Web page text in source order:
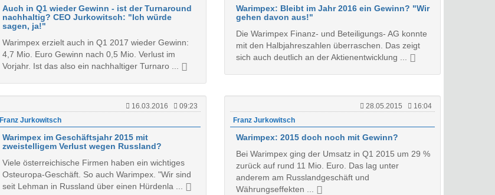
Auch in Q1 wieder Gewinn - ist der Turnaround
nachhaltig? CEO Jurkowitsch: "Ich würde
sagen, ja!"
Warimpex erzielt auch in Q1 2017 wieder Gewinn:
4,7 Mio. Euro Gewinn nach 0,5 Mio. Verlust im
Vorjahr. Ist das also ein nachhaltiger Turnaro ...
Warimpex: Bleibt im Jahr 2016 ein Gewinn? "Wir
gehen davon aus!"
Die Warimpex Finanz- und Beteiligungs- AG konnte
mit den Halbjahreszahlen überraschen. Das zeigt
sich auch deutlich an der Aktienentwicklung ...
16.03.2016
09:23
Franz Jurkowitsch
Warimpex im Geschäftsjahr 2015 mit
zweistelligem Verlust wegen Russland?
Viele österreichische Firmen haben ein wichtiges
Osteuropa-Geschäft. So auch Warimpex. "Wir sind
seit Lehman in Russland über einen Hürdenla ...
28.05.2015
16:04
Franz Jurkowitsch
Warimpex: 2015 doch noch mit Gewinn?
Bei Warimpex ging der Umsatz in Q1 2015 um 29 %
zurück auf rund 11 Mio. Euro. Das lag unter
anderem am Russlandgeschäft und
Währungseffekten ...